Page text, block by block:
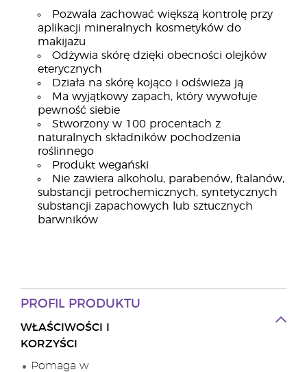
Pozwala zachować większą kontrolę przy
aplikacji mineralnych kosmetyków do
makijażu
Odżywia skórę dzięki obecności olejków
eterycznych
Działa na skórę kojąco i odświeża ją
Ma wyjątkowy zapach, który wywołuje
pewność siebie
Stworzony w 100 procentach z
naturalnych składników pochodzenia
roślinnego
Produkt wegański
Nie zawiera alkoholu, parabenów, ftalanów,
substancji petrochemicznych, syntetycznych
substancji zapachowych lub sztucznych
barwników
PROFIL PRODUKTU
WŁAŚCIWOŚCI I
KORZYŚCI
Pomaga w